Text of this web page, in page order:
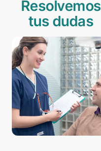
Resolvemos
tus dudas